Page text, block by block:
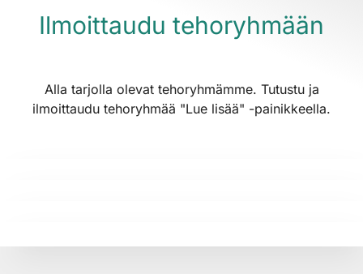
Ilmoittaudu tehoryhmään
Alla tarjolla olevat tehoryhmämme. Tutustu ja
ilmoittaudu tehoryhmää "Lue lisää" -painikkeella.